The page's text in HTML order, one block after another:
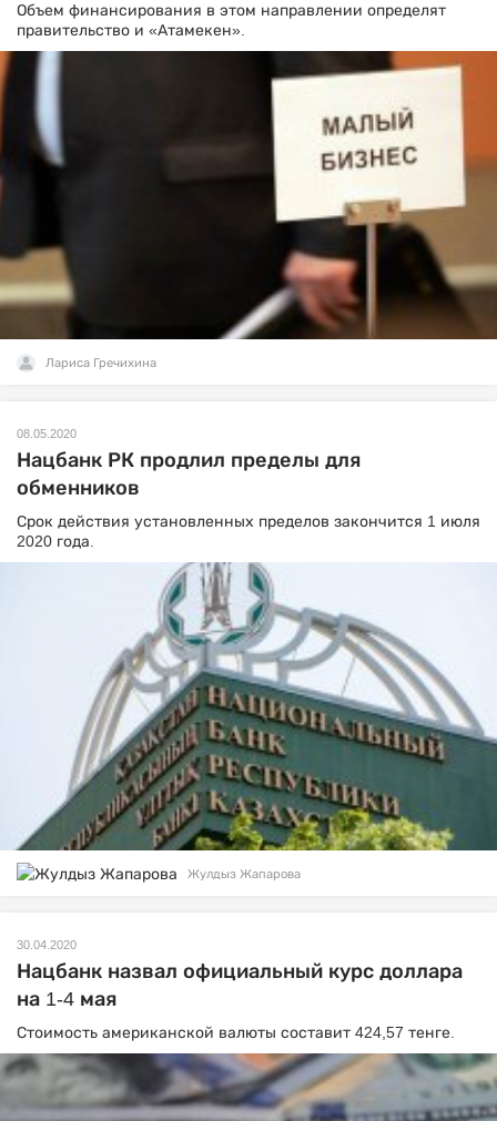
Объем финансирования в этом направлении определят
правительство и «Атамекен».
Лариса Гречихина
08.05.2020
Нацбанк РК продлил пределы для
обменников
Срок действия установленных пределов закончится 1 июля
2020 года.
Жулдыз Жапарова
30.04.2020
Нацбанк назвал официальный курс доллара
на 1-4 мая
Стоимость американской валюты составит 424,57 тенге.